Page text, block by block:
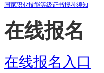
国家职业技能等级证书报考须知
在线报名
在线报名入口